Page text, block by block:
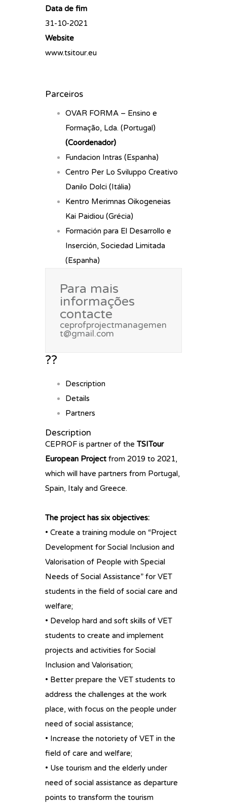
Data de fim
31-10-2021
Website
www.tsitour.eu
Parceiros
OVAR FORMA – Ensino e
Formação, Lda. (Portugal)
(Coordenador)
Fundacion Intras (Espanha)
Centro Per Lo Sviluppo Creativo
Danilo Dolci (Itália)
Kentro Merimnas Oikogeneias
Kai Paidiou (Grécia)
Formación para El Desarrollo e
Inserción, Sociedad Limitada
(Espanha)
Para mais
informações
contacte
ceprofprojectmanagemen
t@gmail.com
??
Description
Details
Partners
Description
CEPROF is partner of the TSITour
European Project from 2019 to 2021,
which will have partners from Portugal,
Spain, Italy and Greece.
The project has six objectives:
• Create a training module on “Project
Development for Social Inclusion and
Valorisation of People with Special
Needs of Social Assistance” for VET
students in the field of social care and
welfare;
• Develop hard and soft skills of VET
students to create and implement
projects and activities for Social
Inclusion and Valorisation;
• Better prepare the VET students to
address the challenges at the work
place, with focus on the people under
need of social assistance;
• Increase the notoriety of VET in the
field of care and welfare;
• Use tourism and the elderly under
need of social assistance as departure
points to transform the tourism